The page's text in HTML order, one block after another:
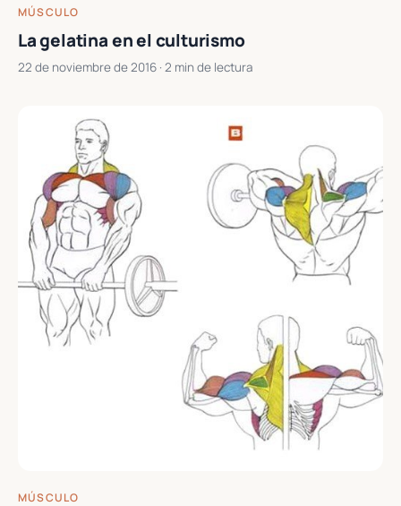
MÚSCULO
La gelatina en el culturismo
22 de noviembre de 2016 · 2 min de lectura
MÚSCULO